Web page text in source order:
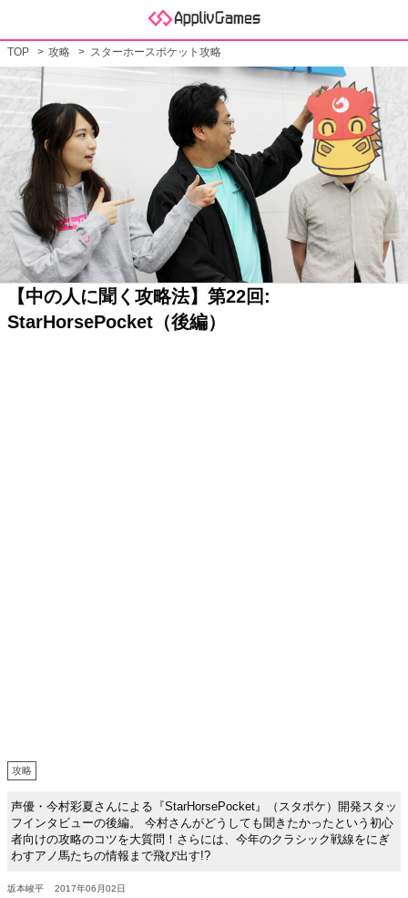
TOP 攻略 スターホースポケット攻略
【中の人に聞く攻略法】第22回:
StarHorsePocket（後編）
攻略
声優・今村彩夏さんによる『StarHorsePocket』（スタポケ）開発スタッ
フインタビューの後編。 今村さんがどうしても聞きたかったという初心
者向けの攻略のコツを大質問！さらには、今年のクラシック戦線をにぎ
わすアノ馬たちの情報まで飛び出す!?
坂本峻平 2017年06月02日